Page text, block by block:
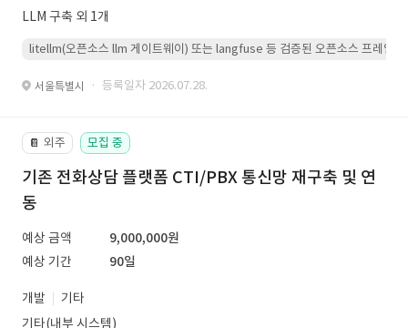
LLM 구축 외 1개
litellm(오픈소스 llm 게이트웨이) 또는 langfuse 등 검증된 오픈소스 프레임워
서울특별시 · 등록일자 2026.07.28.
📔 외주 모집 중
기존 전화상담 플랫폼 CTI/PBX 통신망 재구축 및 연
동
예상 금액
9,000,000원
예상 기간
90일
개발
기타
기타(내부 시스템)